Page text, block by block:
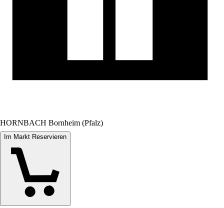
HORNBACH Bornheim (Pfalz)
Im Markt Reservieren